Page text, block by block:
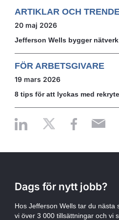
ARTIKLAR OCH
20 maj 2026
Jefferson Wells bygger
FÖR ARBETSGIVARE
19 mars 2026
8 tips för att lyckas med
Dags för nytt jobb?
Hos Jefferson Wells tar du nästa
vi över 3 000 tillsättningar och vi